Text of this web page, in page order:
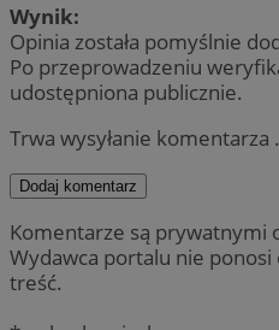
Wynik:
Opinia została pomyślnie
Po przeprowadzeniu
udostępniona publicznie.
Trwa wysyłanie komentarza
Dodaj komentarz
Komentarze są prywatnymi
Wydawca portalu nie ponosi
treść.